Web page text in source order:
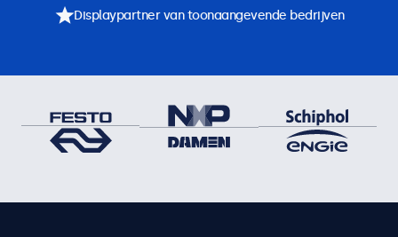
Displaypartner van toonaangevende bedrijven